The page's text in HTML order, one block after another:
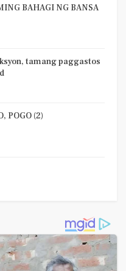
BAHAGI NG BANSA
tamang paggastos
POGO (2)